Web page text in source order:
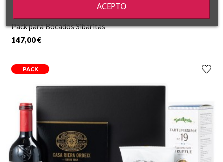
Pack para Bocados Sibaritas
147,00 €
PACK
ACEPTO